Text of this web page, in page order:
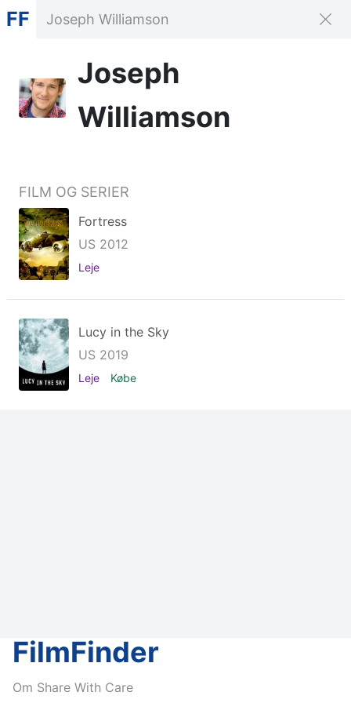
FF
Joseph
Williamson
FILM OG SERIER
Fortress
US 2012
Leje
Lucy in the Sky
US 2019
Leje Købe
FilmFinder
Om Share With Care